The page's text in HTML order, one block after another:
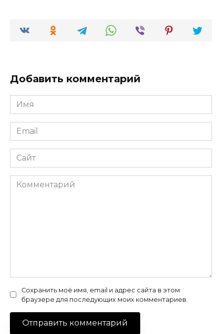
Добавить комментарий
Имя
*
Email
*
Сайт
Комментарий
Сохранить моё имя, email и адрес сайта в этом
браузере для последующих моих комментариев.